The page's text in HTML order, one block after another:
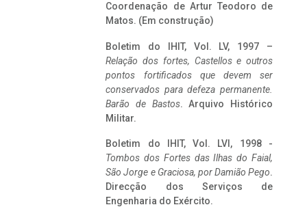
Coordenação de Artur Teodoro de
Matos. (Em construção)
Boletim do IHIT, Vol. LV, 1997 –
Relação dos fortes, Castellos e outros
pontos fortificados que devem ser
conservados para defeza permanente.
Barão de Bastos. Arquivo Histórico
Militar.
Boletim do IHIT, Vol. LVI, 1998 -
Tombos dos Fortes das Ilhas do Faial,
São Jorge e Graciosa, por Damião Pego.
Direcção dos Serviços de
Engenharia do Exército.